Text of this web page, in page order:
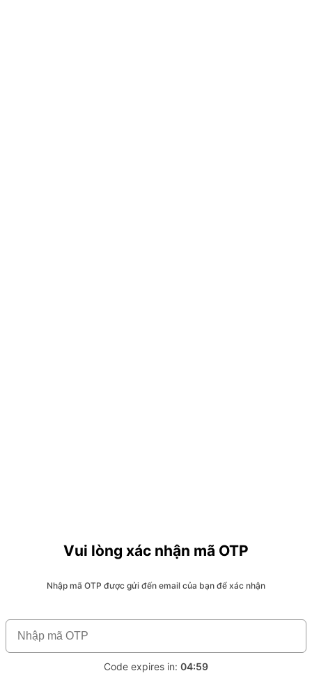
Vui lòng xác nhận mã OTP
Nhập mã OTP được gửi đến email của bạn để xác nhận
Code expires in: 04:59